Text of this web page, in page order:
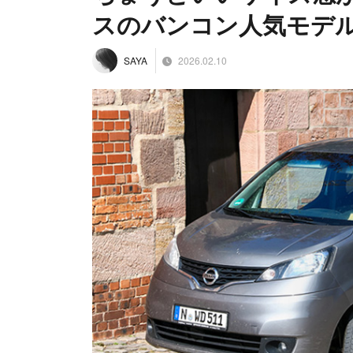
スのバンコン人気モデ
SAYA 2026.02.10